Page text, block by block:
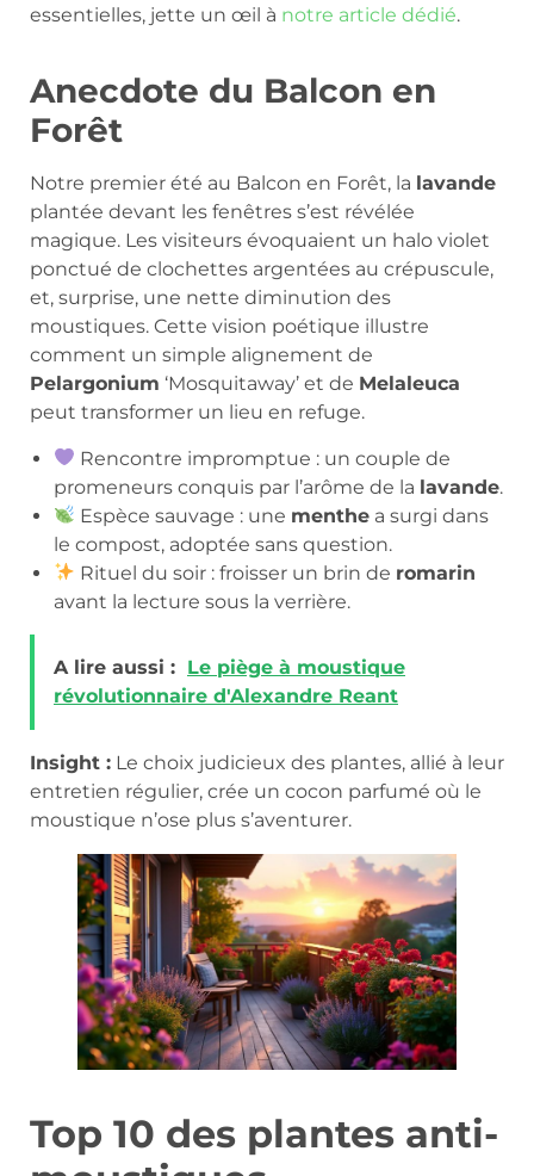
essentielles, jette un œil à notre article dédié.
Anecdote du Balcon en
Forêt
Notre premier été au Balcon en Forêt, la lavande
plantée devant les fenêtres s’est révélée
magique. Les visiteurs évoquaient un halo violet
ponctué de clochettes argentées au crépuscule,
et, surprise, une nette diminution des
moustiques. Cette vision poétique illustre
comment un simple alignement de
Pelargonium ‘Mosquitaway’ et de Melaleuca
peut transformer un lieu en refuge.
Rencontre impromptue : un couple de
promeneurs conquis par l’arôme de la lavande.
Espèce sauvage : une menthe a surgi dans
le compost, adoptée sans question.
Rituel du soir : froisser un brin de romarin
avant la lecture sous la verrière.
A lire aussi : Le piège à moustique
révolutionnaire d'Alexandre Reant
Insight : Le choix judicieux des plantes, allié à leur
entretien régulier, crée un cocon parfumé où le
moustique n’ose plus s’aventurer.
Top 10 des plantes anti-